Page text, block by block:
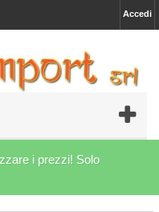
Accedi
i prezzi! Solo